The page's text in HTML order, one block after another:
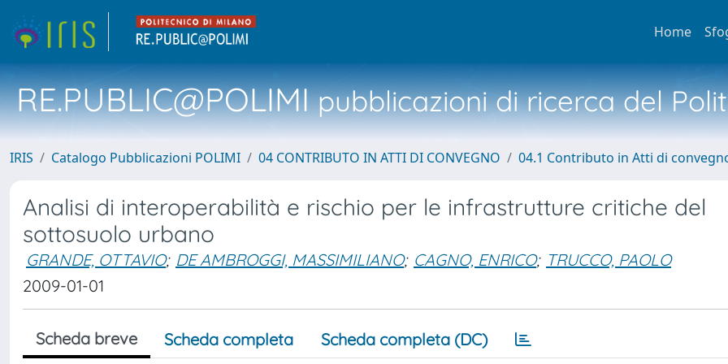
Home
RE.PUBLIC@POLIMIpubblicazioni di ricerca del
IRIS Catalogo Pubblicazioni POLIMI 04 CONTRIBUTO IN ATTI DI CONVEGNO 04.1 Contributo in Atti di
Analisi di interoperabilità e rischio per le infrastrutture critiche del
sottosuolo urbano
GRANDE, OTTAVIO; DE AMBROGGI, MASSIMILIANO; CAGNO, ENRICO; TRUCCO, PAOLO
2009-01-01
Scheda breve Scheda completa Scheda completa (DC)